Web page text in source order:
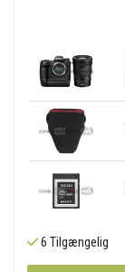
6 Tilgængelig